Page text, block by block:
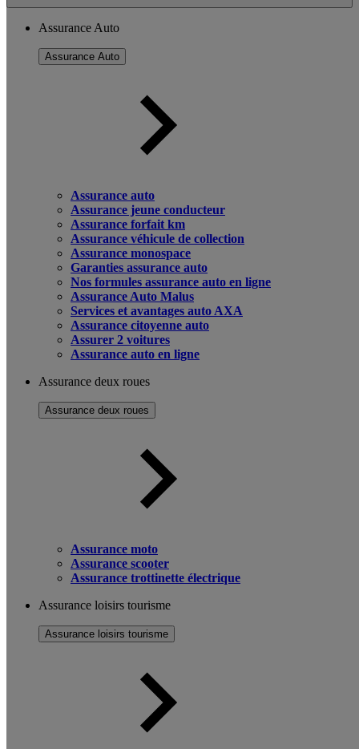
Assurance Auto
Assurance Auto
Assurance auto
Assurance jeune conducteur
Assurance forfait km
Assurance véhicule de collection
Assurance monospace
Garanties assurance auto
Nos formules assurance auto en ligne
Assurance Auto Malus
Services et avantages auto AXA
Assurance citoyenne auto
Assurer 2 voitures
Assurance auto en ligne
Assurance deux roues
Assurance deux roues
Assurance moto
Assurance scooter
Assurance trottinette électrique
Assurance loisirs tourisme
Assurance loisirs tourisme